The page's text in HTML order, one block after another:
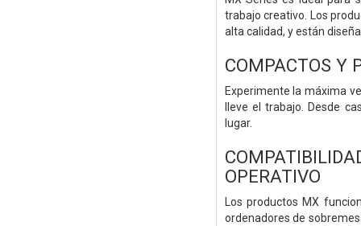
trabajo creativo. Los
alta calidad, y están
COMPACTOS Y
Experimente la máxima
lleve el trabajo. Desde
lugar.
OPERATIVO
Los productos MX
ordenadores de